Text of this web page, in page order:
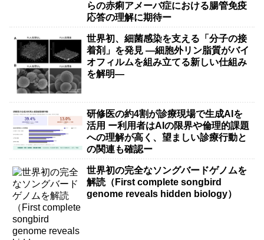
らの赤痢アメーバ症における腸管免疫
応答の理解に期待ー
世界初、細菌感染を支える「分子の接
着剤」を発見 ―細胞外リン脂質がバイ
オフィルムを組み立てる新しい仕組み
を解明―
研修医の約4割が診療現場で生成AIを
活用 ー利用者はAIの限界や倫理的課題
への理解が高く、望ましい診療行動と
の関連も確認ー
世界初の完全なソングバードゲノムを
解読（First complete songbird
genome reveals hidden biology）